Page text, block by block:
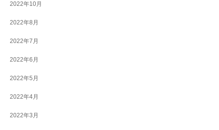
2022年10月
2022年8月
2022年7月
2022年6月
2022年5月
2022年4月
2022年3月